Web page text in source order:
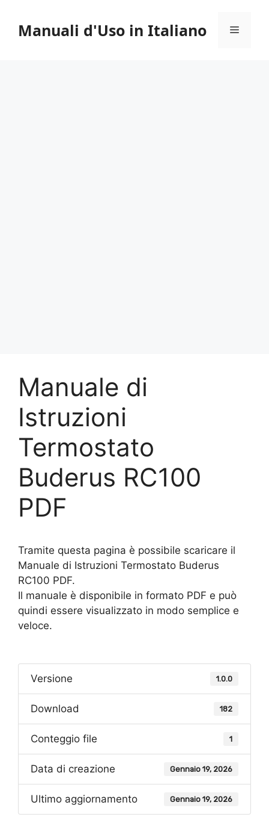
contenuto
Manuali d'Uso in Italiano Menu
Manuale di
Istruzioni
Termostato
Buderus RC100
PDF
Tramite questa pagina è possibile scaricare il
Manuale di Istruzioni Termostato Buderus
RC100 PDF.
Il manuale è disponibile in formato PDF e può
quindi essere visualizzato in modo semplice e
veloce.
Versione 1.0.0
Download 182
Conteggio file 1
Data di creazione Gennaio 19, 2026
Ultimo aggiornamento Gennaio 19, 2026